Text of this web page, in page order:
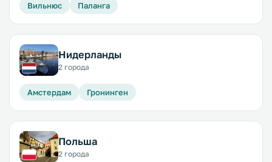
Вильнюс Паланга
Нидерланды
2 города
Амстердам Гронинген
Польша
2 города